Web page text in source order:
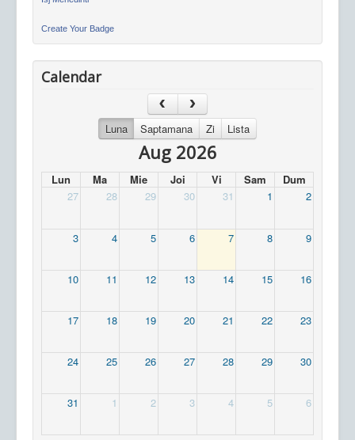
Create Your Badge
Calendar
Luna Saptamana Zi Lista
Aug 2026
Lun Ma Mie Joi Vi Sam
Dum
27
28 29 30 31 1 2
3 4 5 6 7 8 9
10 11 12 13 14 15 16
17 18 19 20 21 22 23
24 25 26 27 28 29 30
31 1 2 3 4 5 6